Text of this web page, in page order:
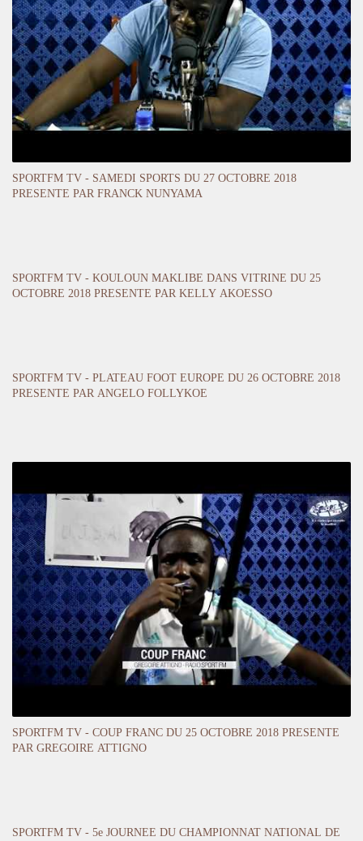
SPORTFM TV - SAMEDI SPORTS DU 27 OCTOBRE 2018
PRESENTE PAR FRANCK NUNYAMA
SPORTFM TV - KOULOUN MAKLIBE DANS VITRINE DU 25
OCTOBRE 2018 PRESENTE PAR KELLY AKOESSO
SPORTFM TV - PLATEAU FOOT EUROPE DU 26 OCTOBRE 2018
PRESENTE PAR ANGELO FOLLYKOE
SPORTFM TV - COUP FRANC DU 25 OCTOBRE 2018 PRESENTE
PAR GREGOIRE ATTIGNO
SPORTFM TV - 5e JOURNEE DU CHAMPIONNAT NATIONAL DE